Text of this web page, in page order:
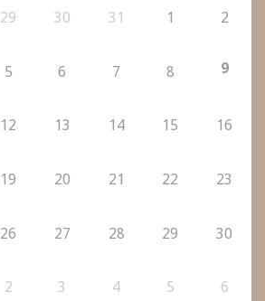
29 30 31 1 2
5 6 7 8 9
12 13 14 15 16
19 20 21 22 23
26 27 28 29 30
2 3 4 5 6